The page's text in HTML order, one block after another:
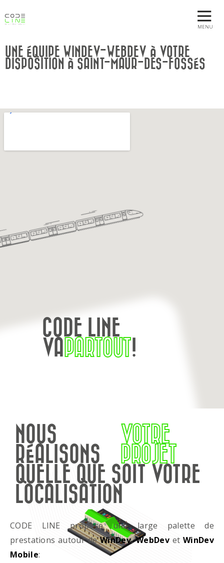
MENU
UNE ÉQUIPE WINDEV-WEBDEV À VOTRE
DISPOSITION À SAINT-MAUR-DES-FOSSÉS
CODE LINE
VAPARTOUT!
NOUS
RÉALISONS
VOTRE
PROJET
QUELLE QUE SOIT VOTRE
LOCALISATION
CODE LINE propose une large palette de
prestations autour deWinDev,WebDevet WinDev
Mobile: